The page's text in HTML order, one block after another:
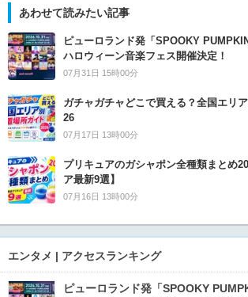
あわせて読みたい記事
ピューロランド発「SPOOKY
ハロウィーン音楽フェス開催決定！
07月31日 15時00分
ガチャガチャどこで買える？全国エリ
26
07月17日 13時00分
プリキュアのガシャポン全種類まとめ
ア最新9選】
07月16日 13時00分
エンタメ | アクセスランキング
ピューロランド発「SPOOKY